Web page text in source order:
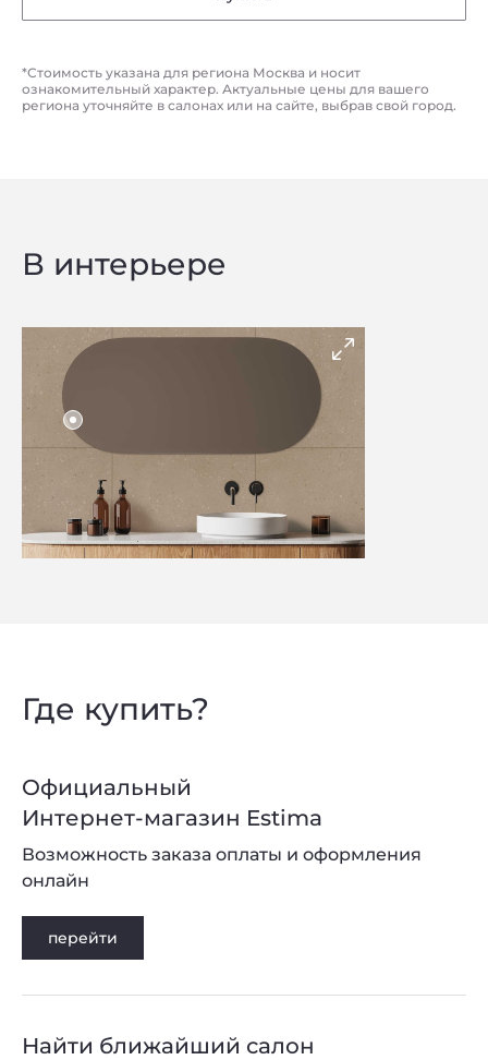
*Стоимость указана для региона Москва и носит
ознакомительный характер. Актуальные цены для вашего
региона уточняйте в салонах или на сайте, выбрав свой город.
В интерьере
Где купить?
Официальный
Интернет-магазин Estima
перейти
Возможность заказа оплаты и оформления
онлайн
Найти ближайший салон